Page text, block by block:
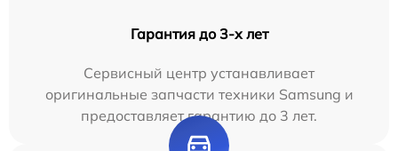
Гарантия до 3-х лет
Сервисный центр устанавливает
оригинальные запчасти техники Samsung и
предоставляет гарантию до 3 лет.